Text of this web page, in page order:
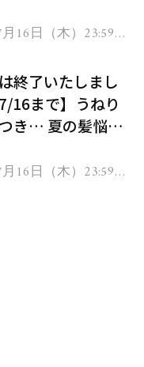
イヤー ジュエル
16日（木）23:59ま
終了いたしまし
16まで】うねり
き… 夏の髪悩み
様にプレゼン
16日（木）23:59ま